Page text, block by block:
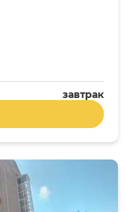
завтрак